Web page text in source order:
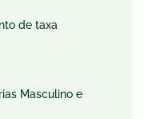
de taxa
Masculino e